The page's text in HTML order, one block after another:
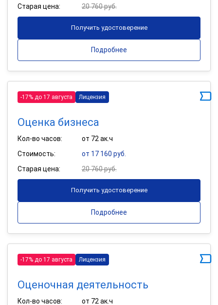
Старая цена:
20 760 руб.
Получить удостоверение
Подробнее
-17% до 17 августа Лицензия
Оценка бизнеса
Кол-во часов:
от 72 ак.ч
Стоимость:
от 17 160 руб.
Старая цена:
20 760 руб.
Получить удостоверение
Подробнее
-17% до 17 августа Лицензия
Оценочная деятельность
Кол-во часов: от 72 ак.ч